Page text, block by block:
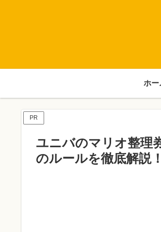
ホー
PR
ユニバのマリオ整理
のルールを徹底解説！